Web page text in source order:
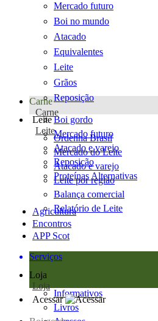
Mercado futuro
Boi no mundo
Atacado
Equivalentes
Leite
Grãos
Reposição
Carne
Carne
Boi gordo
Mercado futuro
Atacado e varejo
Reposição
Proteínas Alternativas
Leite
Leite
Ordenha Brasil
Mercado do Leite
Atacado e varejo
Leite por região
Balança comercial
Relatório de Leite
Agricultura
Encontros
APP Scot
Serviços
Loja
Loja
Informativos
Livros
Acessar